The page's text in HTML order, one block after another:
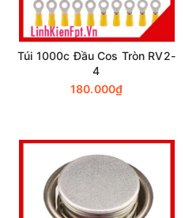
Túi 1000c Đầu Cos Tròn RV2-
4
180.000₫